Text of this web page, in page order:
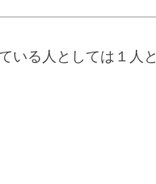
いる人としては１人